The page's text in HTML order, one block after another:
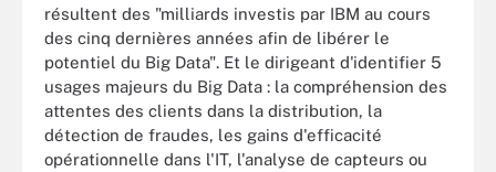
résultent des "milliards investis par IBM au cours
des cinq dernières années afin de libérer le
potentiel du Big Data". Et le dirigeant d'identifier 5
usages majeurs du Big Data : la compréhension des
attentes des clients dans la distribution, la
détection de fraudes, les gains d'efficacité
opérationnelle dans l'IT, l'analyse de capteurs ou